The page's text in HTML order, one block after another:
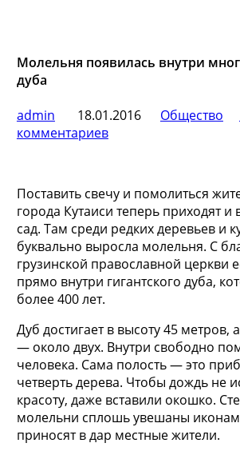
Молельня появилась внутри
дуба
admin
18.01.2016 Общество
комментариев
Поставить свечу и помолиться
города Кутаиси теперь приходят и
сад. Там среди редких деревьев и
буквально выросла молельня. С
грузинской православной церкви
прямо внутри гигантского дуба,
более 400 лет.
Дуб достигает в высоту 45 метров,
— около двух. Внутри свободно
человека. Сама полость — это
четверть дерева. Чтобы дождь не
красоту, даже вставили окошко.
молельни сплошь увешаны
приносят в дар местные жители.